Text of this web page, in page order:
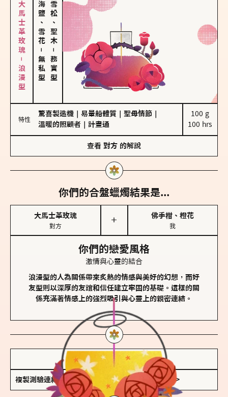
大馬士革玫瑰－浪漫型 海鹽、雪花
－
無私型
雪松、聖木
－
務實型
特性
驚喜製造機 易暈船體質 聖母情節
溫暖的照顧者
計畫通
100 g
100 hrs
查看 對方 的解說
你們的合盤蠟燭結果是...
大馬士革玫瑰
對方
＋
佛手柑、橙花
我
你們的戀愛風格
激情與心靈的結合
浪漫型的人為關係帶來炙熱的情感與美好的幻想，而好
友型則以深厚的友誼和信任建立牢固的基礎。這樣的關
係充滿著情感上的強烈吸引與心靈上的親密連結。
儲存我的結果圖
複製測驗連結 查看香氛類型全解析 >>>